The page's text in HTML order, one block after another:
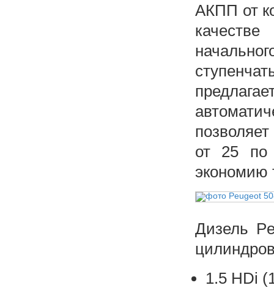
АКПП от
от 25 по
экономию
Дизель
1.5 HDi